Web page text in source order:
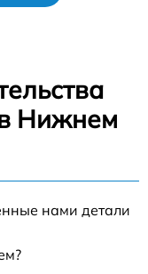
Нижнем
нами детали